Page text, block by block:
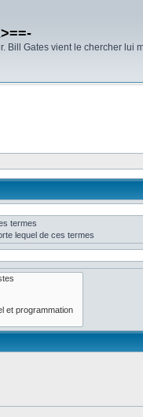
Gates vient le chercher lui
termes
lequel de ces termes